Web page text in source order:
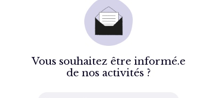
Vous souhaitez être informé.e
de nos activités ?